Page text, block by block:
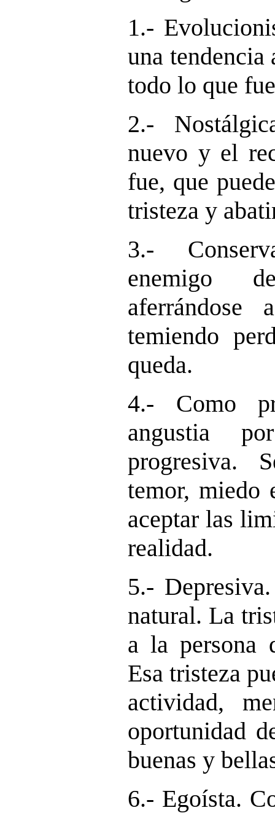
1.-
una tendencia
todo lo que
2.-
nuevo y el
fue, que
tristeza y
3.-
enemigo
temiendo
queda.
4.- Como
angustia
progresiva.
temor, miedo
aceptar las
realidad.
5.-
natural. La
a la persona
Esa tristeza
actividad,
oportunidad
buenas y
6.- Egoísta.